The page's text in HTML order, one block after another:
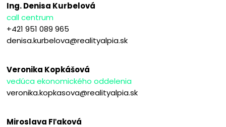
Ing. Denisa Kurbelová
call centrum
+421 951 089 965
denisa.kurbelova@realityalpia.sk
Veronika Kopkášová
vedúca ekonomického oddelenia
veronika.kopkasova@realityalpia.sk
Miroslava Fľaková